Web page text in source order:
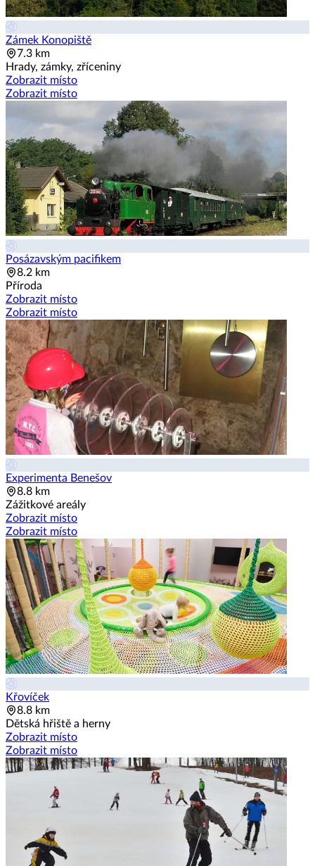
Zámek Konopiště
7.3 km
Hrady, zámky, zříceniny
Zobrazit místo
Zobrazit místo
Posázavským pacifikem
8.2 km
Příroda
Zobrazit místo
Zobrazit místo
Experimenta Benešov
8.8 km
Zážitkové areály
Zobrazit místo
Zobrazit místo
Křovíček
8.8 km
Dětská hřiště a herny
Zobrazit místo
Zobrazit místo